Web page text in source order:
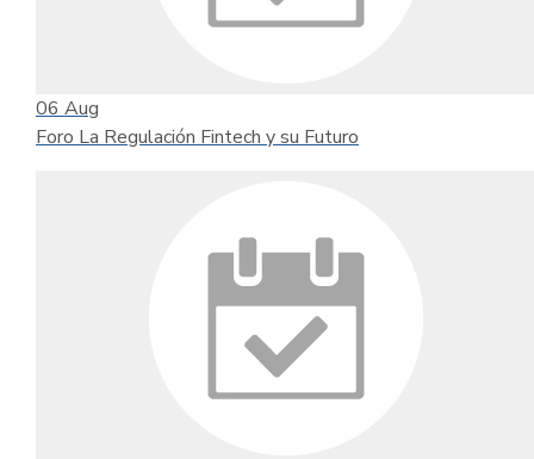
06 Aug
Foro La Regulación Fintech y su Futuro